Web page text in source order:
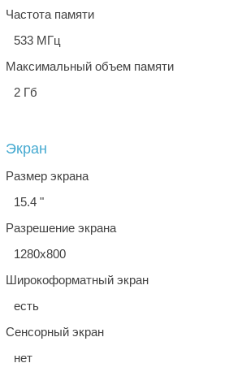
Частота памяти
533 МГц
Максимальный объем памяти
2 Гб
Экран
Размер экрана
15.4 "
Разрешение экрана
1280x800
Широкоформатный экран
есть
Сенсорный экран
нет